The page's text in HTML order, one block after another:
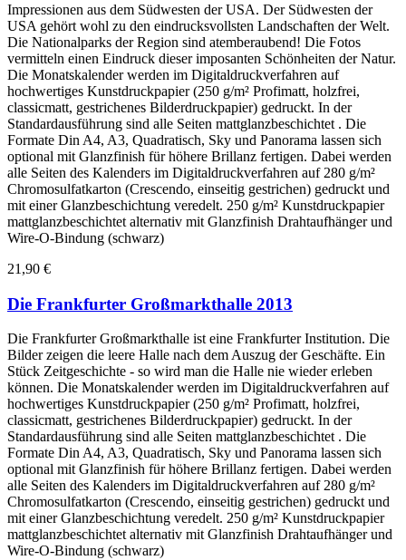
Impressionen aus dem Südwesten der USA. Der Südwesten der
USA gehört wohl zu den eindrucksvollsten Landschaften der Welt.
Die Nationalparks der Region sind atemberaubend! Die Fotos
vermitteln einen Eindruck dieser imposanten Schönheiten der Natur.
Die Monatskalender werden im Digitaldruckverfahren auf
hochwertiges Kunstdruckpapier (250 g/m² Profimatt, holzfrei,
classicmatt, gestrichenes Bilderdruckpapier) gedruckt. In der
Standardausführung sind alle Seiten mattglanzbeschichtet . Die
Formate Din A4, A3, Quadratisch, Sky und Panorama lassen sich
optional mit Glanzfinish für höhere Brillanz fertigen. Dabei werden
alle Seiten des Kalenders im Digitaldruckverfahren auf 280 g/m²
Chromosulfatkarton (Crescendo, einseitig gestrichen) gedruckt und
mit einer Glanzbeschichtung veredelt. 250 g/m² Kunstdruckpapier
mattglanzbeschichtet alternativ mit Glanzfinish Drahtaufhänger und
Wire-O-Bindung (schwarz)
21,90 €
Die Frankfurter Großmarkthalle 2013
Die Frankfurter Großmarkthalle ist eine Frankfurter Institution. Die
Bilder zeigen die leere Halle nach dem Auszug der Geschäfte. Ein
Stück Zeitgeschichte - so wird man die Halle nie wieder erleben
können. Die Monatskalender werden im Digitaldruckverfahren auf
hochwertiges Kunstdruckpapier (250 g/m² Profimatt, holzfrei,
classicmatt, gestrichenes Bilderdruckpapier) gedruckt. In der
Standardausführung sind alle Seiten mattglanzbeschichtet . Die
Formate Din A4, A3, Quadratisch, Sky und Panorama lassen sich
optional mit Glanzfinish für höhere Brillanz fertigen. Dabei werden
alle Seiten des Kalenders im Digitaldruckverfahren auf 280 g/m²
Chromosulfatkarton (Crescendo, einseitig gestrichen) gedruckt und
mit einer Glanzbeschichtung veredelt. 250 g/m² Kunstdruckpapier
mattglanzbeschichtet alternativ mit Glanzfinish Drahtaufhänger und
Wire-O-Bindung (schwarz)